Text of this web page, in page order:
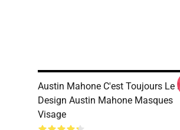
Austin Mahone C'est Toujours Le
Design Austin Mahone Masques
Visage